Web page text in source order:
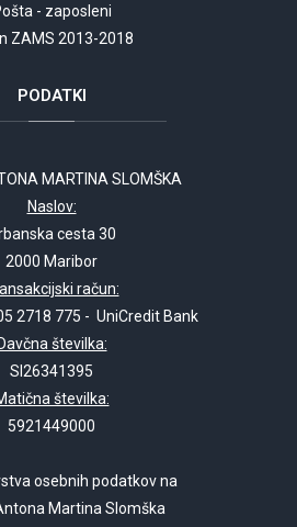
- zaposleni
ZAMS 2013-2018
PODATKI
MARTINA SLOMŠKA
Naslov:
cesta 30
2000 Maribor
račun:
2718 775 - UniCredit Bank
Davčna številka:
SI26341395
številka:
5921449000
osebnih podatkov na
Martina Slomška